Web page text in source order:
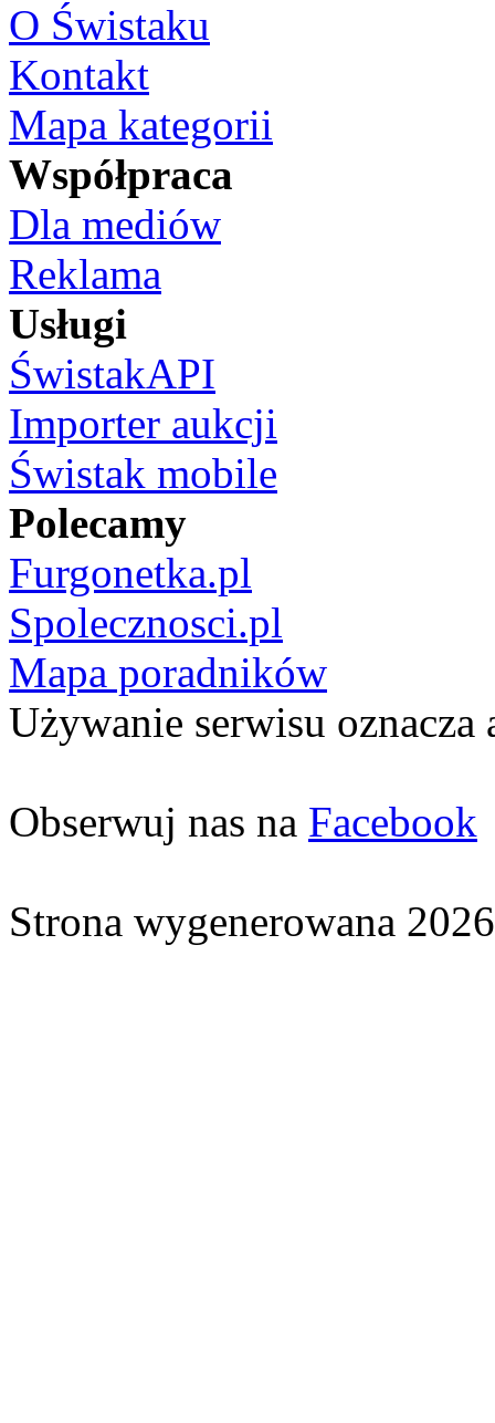
O Świstaku
Kontakt
Mapa kategorii
Współpraca
Dla mediów
Reklama
Usługi
ŚwistakAPI
Importer aukcji
Świstak mobile
Polecamy
Furgonetka.pl
Spolecznosci.pl
Mapa poradników
Używanie serwisu oznacza
Obserwuj nas na Facebook
Strona wygenerowana